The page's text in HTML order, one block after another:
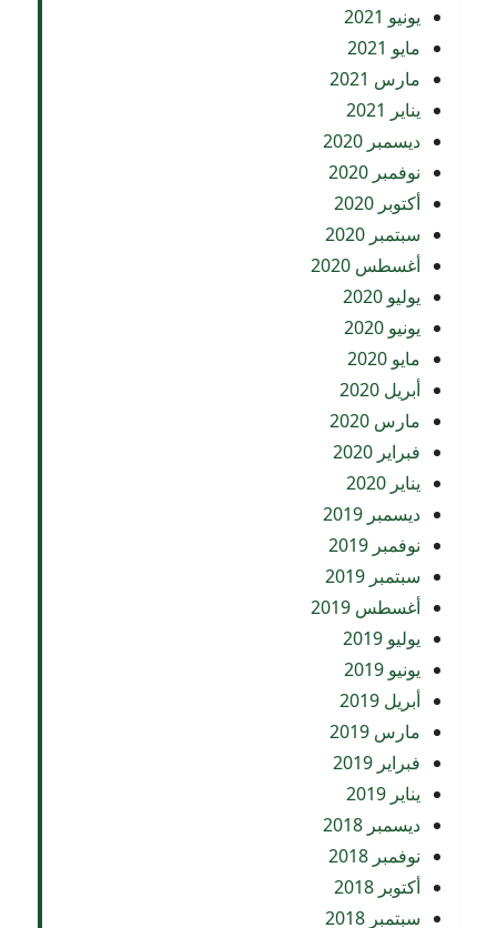
يونيو 2021
مايو 2021
مارس 2021
يناير 2021
ديسمبر 2020
نوفمبر 2020
أكتوبر 2020
سبتمبر 2020
أغسطس 2020
يوليو 2020
يونيو 2020
مايو 2020
أبريل 2020
مارس 2020
فبراير 2020
يناير 2020
ديسمبر 2019
نوفمبر 2019
سبتمبر 2019
أغسطس 2019
يوليو 2019
يونيو 2019
أبريل 2019
مارس 2019
فبراير 2019
يناير 2019
ديسمبر 2018
نوفمبر 2018
أكتوبر 2018
سبتمبر 2018